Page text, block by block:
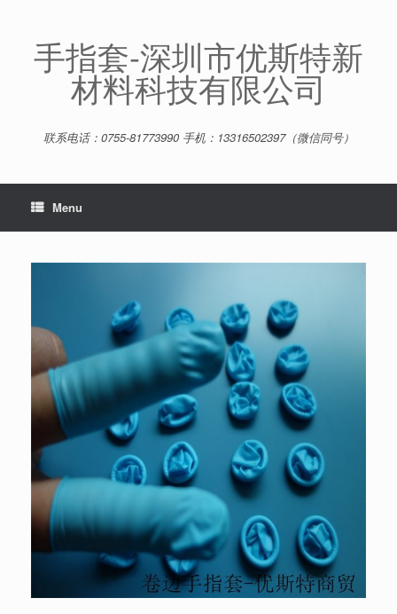
content手指套-深圳市优斯特新
材料科技有限公司
联系电话：0755-81773990 手机：13316502397（微信同号）
Menu